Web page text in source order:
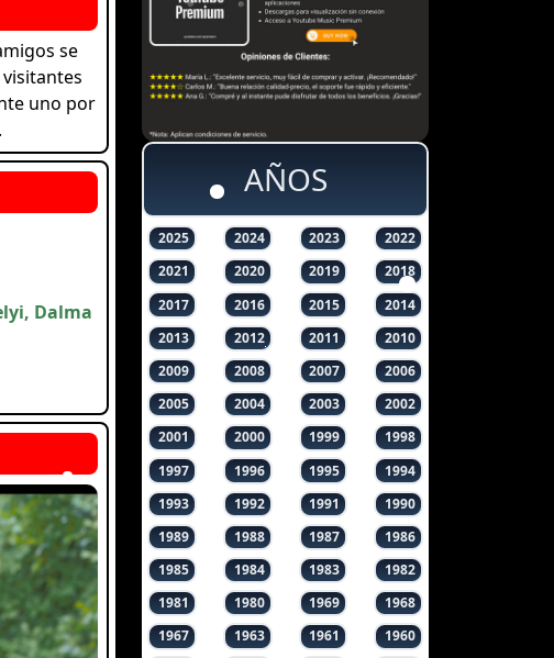
se
uno por
Dalma
AÑOS
2025 2024 2023
2022
2021
2020 2019
2018
2017
2016 2015
2014
2013
2012 2011
2010
2009
2008 2007
2006
2005
2004 2003
2002
2001
2000 1999
1998
1997
1996 1995
1994
1993
1992 1991
1990
1989
1988 1987
1986
1985
1984 1983
1982
1981
1980 1969
1968
1967
1963 1961
1960